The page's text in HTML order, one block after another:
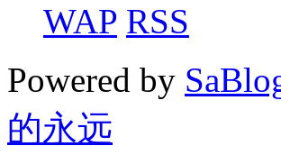
WAP RSS
Powered by
的永远